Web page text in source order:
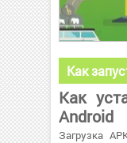
Как
Как
Android
Загрузка